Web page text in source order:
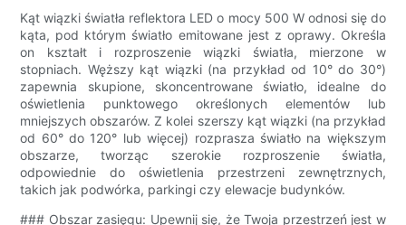
Kąt wiązki światła reflektora LED o mocy 500 W odnosi się do
kąta, pod którym światło emitowane jest z oprawy. Określa
on kształt i rozproszenie wiązki światła, mierzone w
stopniach. Węższy kąt wiązki (na przykład od 10° do 30°)
zapewnia skupione, skoncentrowane światło, idealne do
oświetlenia punktowego określonych elementów lub
mniejszych obszarów. Z kolei szerszy kąt wiązki (na przykład
od 60° do 120° lub więcej) rozprasza światło na większym
obszarze, tworząc szerokie rozproszenie światła,
odpowiednie do oświetlenia przestrzeni zewnętrznych,
takich jak podwórka, parkingi czy elewacje budynków.
### Obszar zasięgu: Upewnij się, że Twoja przestrzeń jest w